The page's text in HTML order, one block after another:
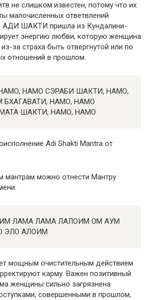
не слишком известен, потому что их
малочисленных ответвлений
АДИ ШАКТИ пришла из Кундалини-
энергию любви, которую женщина
за страха быть отвергнутой или по
отношений в прошлом.
НАМО СЭРАБИ ШАКТИ, НАМО,
НАМО, НАМО
ШАКТИ, НАМО, НАМО
Adi Shakti Mantra от
мантрам можно отнести Мантру
ЛАМА ЛАМА ЛАЛОИМ ОМ АУМ
ЭЛО АЛОИМ
мощным очистительным действием.
карму. Важен позитивный
женщины сильно загрязнена
совершенными в прошлом,